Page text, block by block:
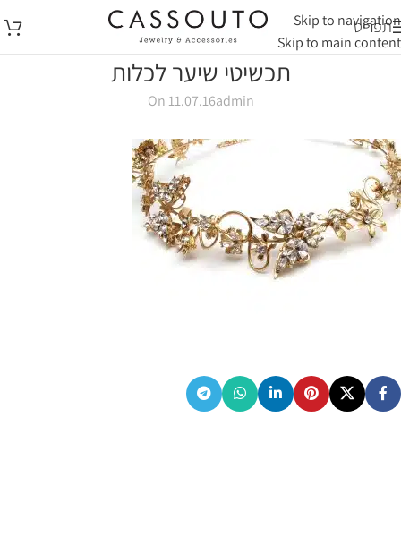
Skip to navigation
Skip to main content
תפריט
תכשיטי שיער לכלות
admin
On 11.07.16